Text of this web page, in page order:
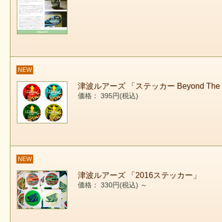
NEW
津波ルアーズ 「ステッカー Beyond The
価格： 395円(税込)
NEW
津波ルアーズ 「2016ステッカー」
価格： 330円(税込) ～